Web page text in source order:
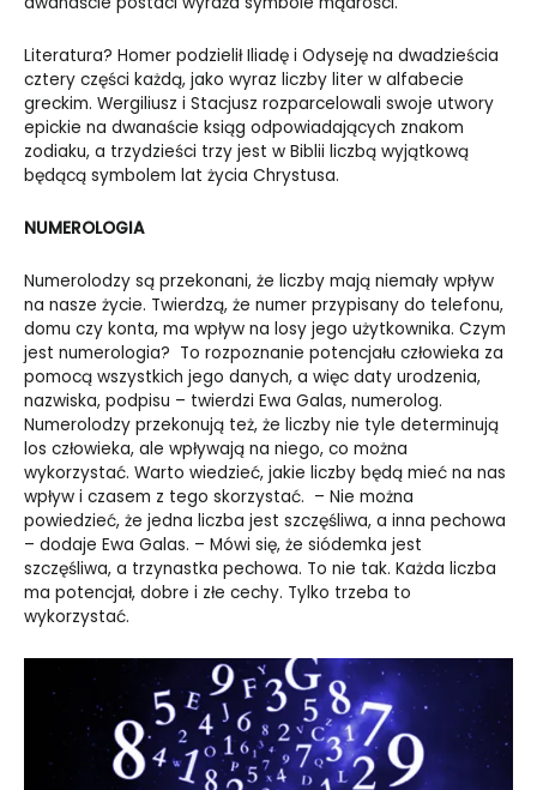
Literatura? Homer podzielił Iliadę i Odyseję na dwadzieścia
cztery części każdą, jako wyraz liczby liter w alfabecie
greckim. Wergiliusz i Stacjusz rozparcelowali swoje utwory
epickie na dwanaście ksiąg odpowiadających znakom
zodiaku, a trzydzieści trzy jest w Biblii liczbą wyjątkową
będącą symbolem lat życia Chrystusa.
NUMEROLOGIA
Numerolodzy są przekonani, że liczby mają niemały wpływ
na nasze życie. Twierdzą, że numer przypisany do telefonu,
domu czy konta, ma wpływ na losy jego użytkownika. Czym
jest numerologia? To rozpoznanie potencjału człowieka za
pomocą wszystkich jego danych, a więc daty urodzenia,
nazwiska, podpisu – twierdzi Ewa Galas, numerolog.
Numerolodzy przekonują też, że liczby nie tyle determinują
los człowieka, ale wpływają na niego, co można
wykorzystać. Warto wiedzieć, jakie liczby będą mieć na nas
wpływ i czasem z tego skorzystać. – Nie można
powiedzieć, że jedna liczba jest szczęśliwa, a inna pechowa
– dodaje Ewa Galas. – Mówi się, że siódemka jest
szczęśliwa, a trzynastka pechowa. To nie tak. Każda liczba
ma potencjał, dobre i złe cechy. Tylko trzeba to
wykorzystać.